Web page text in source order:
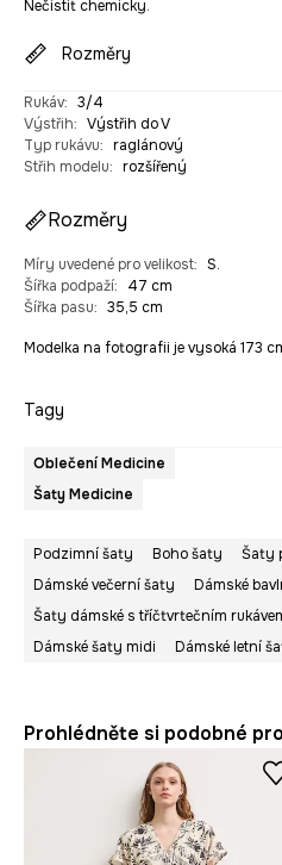
Nečistit chemicky.
Rozměry
Rukáv: 3/4
Výstřih: Výstřih do V
Typ rukávu: raglánový
Střih modelu: rozšířený
Rozměry
Míry uvedené pro velikost: S.
Šířka podpaží:
47 cm
Šířka pasu: 35,5 cm
Modelka na fotografii je vysoká 173
Tagy
Oblečení Medicine
Šaty Medicine
Podzimní šaty Boho šaty Šaty
Dámské večerní šaty
Dámské
Šaty dámské s tříčtvrtečním
Dámské šaty midi
Dámské letní
Prohlédněte si podobné